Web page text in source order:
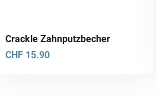
Crackle Zahnputzbecher
CHF 15.90